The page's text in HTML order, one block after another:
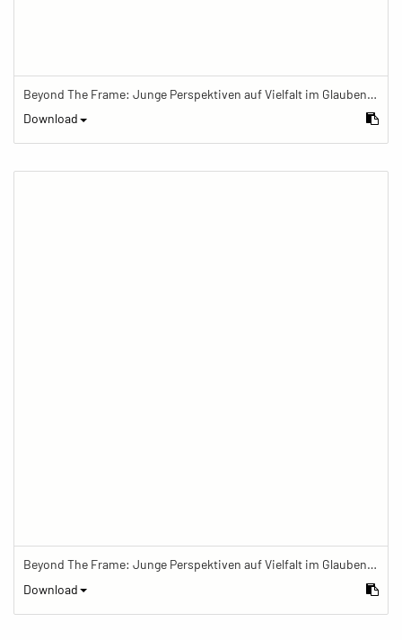
Beyond The Frame: Junge Perspektiven auf Vielfalt im Glauben - Frau trägt Shorts, Mala und Segenarmband
Download
Beyond The Frame: Junge Perspektiven auf Vielfalt im Glauben - Frau mit Mala-Kette schreibt in Tagebuch
Download